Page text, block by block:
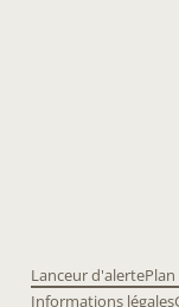
Lanceur d'alerte
Informations légales